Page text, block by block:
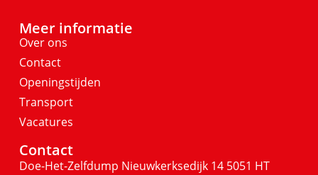
Meer informatie
Over ons
Contact
Openingstijden
Transport
Vacatures
Contact
Doe-Het-Zelfdump Nieuwkerksedijk 14 5051 HT